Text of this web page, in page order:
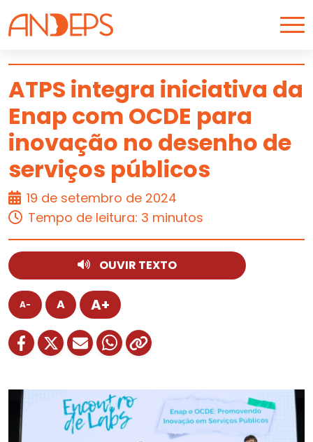
Skip to content
ARTIGO
ATPS integra iniciativa da
Enap com OCDE para
inovação no desenho de
serviços públicos
19 de setembro de 2024
Tempo de leitura: 3 minutos
OUVIR TEXTO
A- A A+